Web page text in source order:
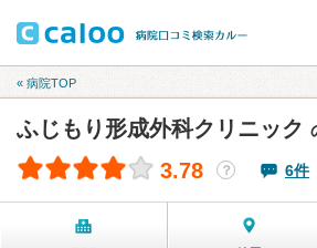
« 病院TOP
ふじもり形成外科クリニック
3.78 ？ 6件